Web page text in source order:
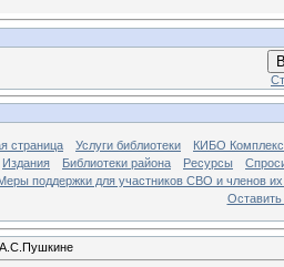
страница Услуги библиотеки
КИБО
Издания Библиотеки района Ресурсы
поддержки для участников СВО и членов
Оставить
А.С.Пушкине